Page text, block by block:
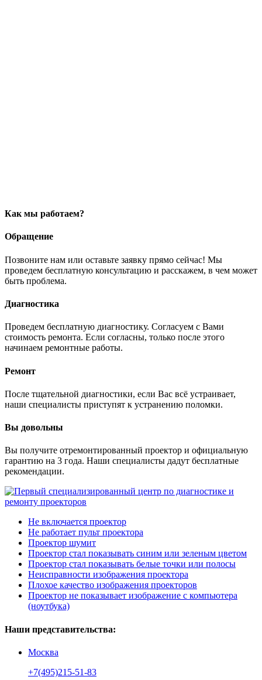
Как мы работаем?
Обращение
Позвоните нам или оставьте заявку прямо сейчас! Мы
проведем бесплатную консультацию и расскажем, в чем может
быть проблема.
Диагностика
Проведем бесплатную диагностику. Согласуем с Вами
стоимость ремонта. Если согласны, только после этого
начинаем ремонтные работы.
Ремонт
После тщательной диагностики, если Вас всё устраивает,
наши специалисты приступят к устранению поломки.
Вы довольны
Вы получите отремонтированный проектор и официальную
гарантию на 3 года. Наши специалисты дадут бесплатные
рекомендации.
Не включается проектор
Не работает пульт проектора
Проектор шумит
Проектор стал показывать синим или зеленым цветом
Проектор стал показывать белые точки или полосы
Неисправности изображения проектора
Плохое качество изображения проекторов
Проектор не показывает изображение с компьютера
(ноутбука)
Наши представительства:
Москва
+7(495)215-51-83